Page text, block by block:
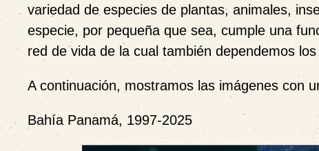
variedad de especies de plantas, animales,
especie, por pequeña que sea, cumple una
red de vida de la cual también dependemos
A continuación, mostramos las imágenes con
Bahía Panamá, 1997-2025